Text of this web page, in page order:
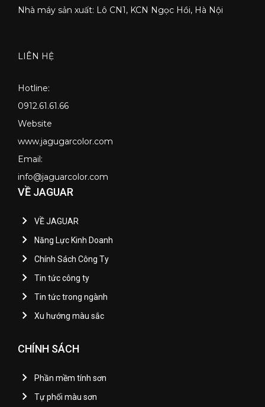
Nhà máy sản xuất: Lô CN1, KCN Ngọc Hồi, Hà Nội
LIÊN HỆ
Hotline:
0912.61.61.66
Website
www.jagugarcolor.com
Email:
info@jaguarcolor.com
VỀ JAGUAR
VỀ JAGUAR
Năng Lực Kinh Doanh
Chính Sách Công Ty
Tin tức công ty
Tin tức trong ngành
Xu hướng màu sắc
CHÍNH SÁCH
Phần mềm tính sơn
Tự phối màu sơn